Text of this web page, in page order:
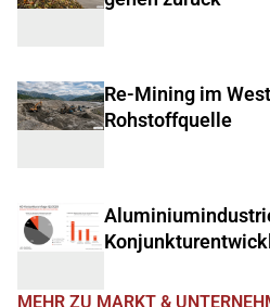
Re-Mining im
Rohstoffquelle
MEHR ZU MARKT &